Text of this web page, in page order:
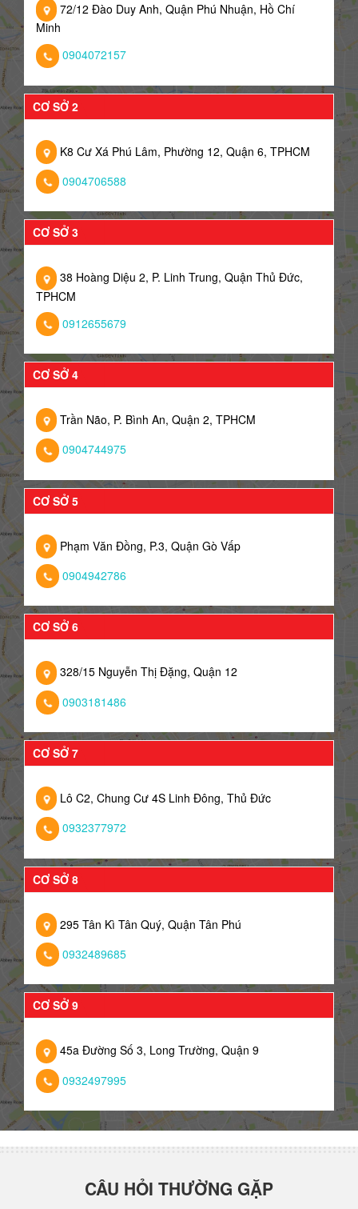
72/12 Đào Duy Anh, Quận Phú Nhuận, Hồ Chí
Minh
0904072157
CƠ SỞ 2
K8 Cư Xá Phú Lâm, Phường 12, Quận 6, TPHCM
0904706588
CƠ SỞ 3
38 Hoàng Diệu 2, P. Linh Trung, Quận Thủ Đức,
TPHCM
0912655679
CƠ SỞ 4
Trần Não, P. Bình An, Quận 2, TPHCM
0904744975
CƠ SỞ 5
Phạm Văn Đồng, P.3, Quận Gò Vấp
0904942786
CƠ SỞ 6
328/15 Nguyễn Thị Đặng, Quận 12
0903181486
CƠ SỞ 7
Lô C2, Chung Cư 4S Linh Đông, Thủ Đức
0932377972
CƠ SỞ 8
295 Tân Kì Tân Quý, Quận Tân Phú
0932489685
CƠ SỞ 9
45a Đường Số 3, Long Trường, Quận 9
0932497995
CÂU HỎI THƯỜNG GẶP